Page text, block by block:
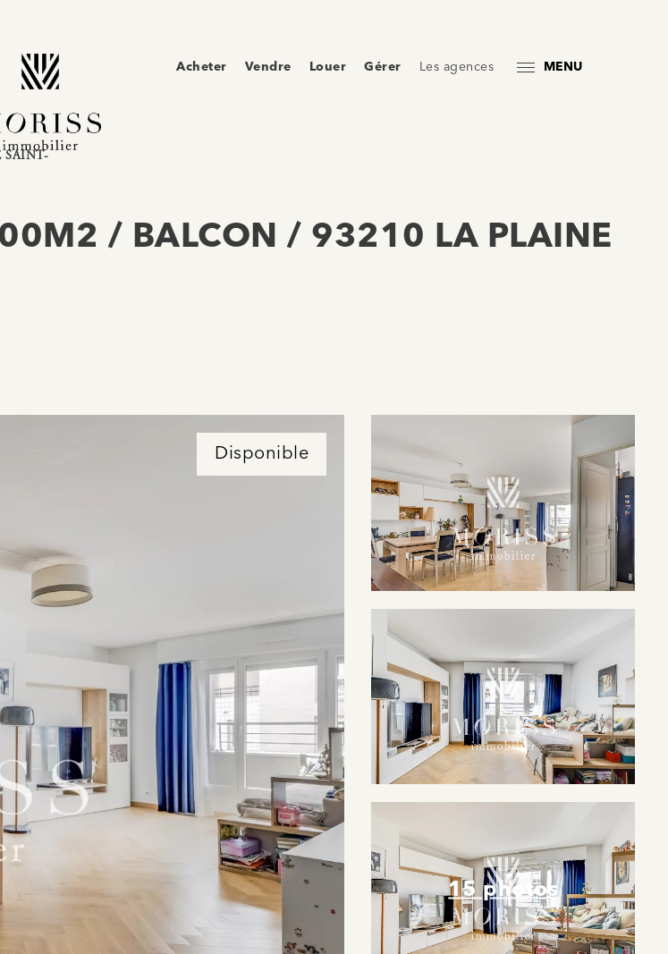
Acheter Vendre Louer Gérer Les agences MENU
SAINT-
/ BALCON / 93210 LA PLAINE
Disponible
15 photos